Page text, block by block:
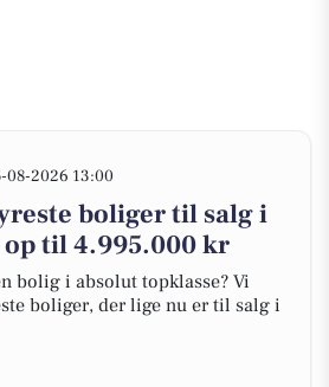
08-2026 13:00
boliger til salg i
til 4.995.000 kr
bolig i absolut topklasse? Vi
boliger, der lige nu er til salg i